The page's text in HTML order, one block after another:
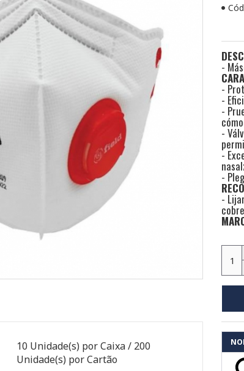
10 Unidade(s) por Caixa / 200
Unidade(s) por Cartão
-
-
-
-
-
-
nasal;
-
-